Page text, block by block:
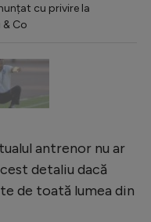
cu privire la
Co
antrenor nu ar
detaliu dacă
de toată lumea din